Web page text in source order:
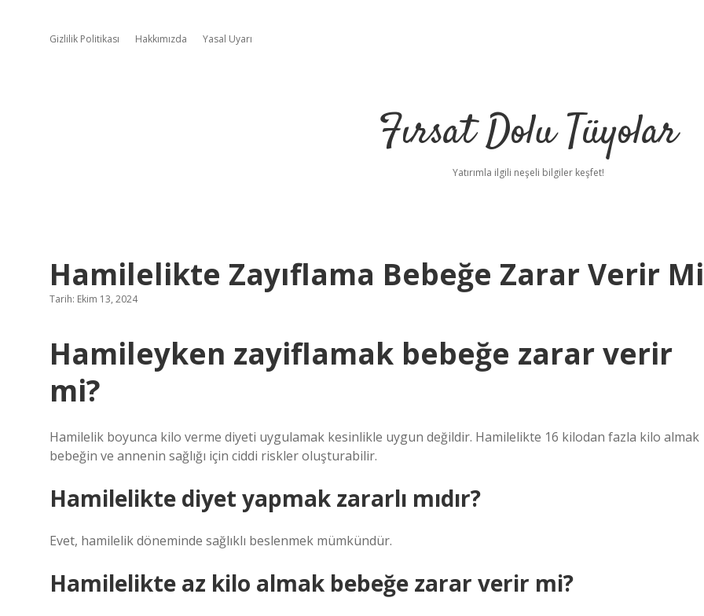
Gizlilik Politikası Hakkımızda Yasal Uyarı
Fırsat Dolu Tüyolar
Yatırımla ilgili neşeli bilgiler keşfet!
Hamilelikte Zayıflama Bebeğe Zarar Verir Mi
Tarih: Ekim 13, 2024
Hamileyken zayiflamak bebeğe zarar verir
mi?
Hamilelik boyunca kilo verme diyeti uygulamak kesinlikle uygun değildir. Hamilelikte 16 kilodan fazla kilo almak
bebeğin ve annenin sağlığı için ciddi riskler oluşturabilir.
Hamilelikte diyet yapmak zararlı mıdır?
Evet, hamilelik döneminde sağlıklı beslenmek mümkündür.
Hamilelikte az kilo almak bebeğe zarar verir mi?